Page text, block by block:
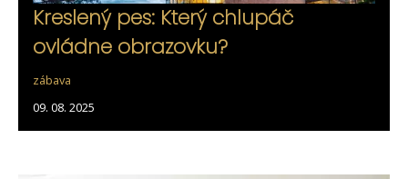
Kreslený pes: Který chlupáč
ovládne obrazovku?
zábava
09. 08. 2025